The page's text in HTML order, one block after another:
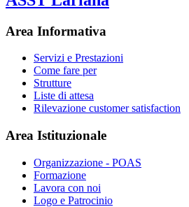
Area Informativa
Servizi e Prestazioni
Come fare per
Strutture
Liste di attesa
Rilevazione customer satisfaction
Area Istituzionale
Organizzazione - POAS
Formazione
Lavora con noi
Logo e Patrocinio